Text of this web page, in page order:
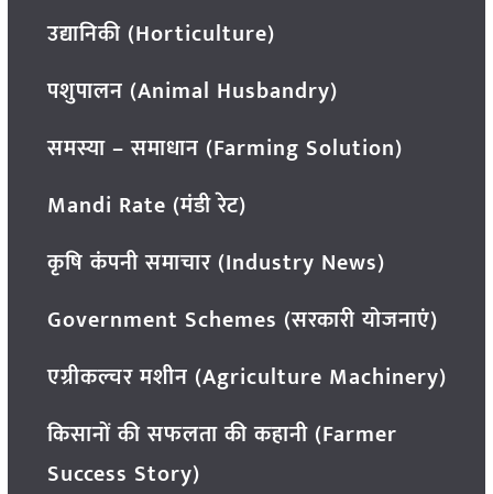
उद्यानिकी (Horticulture)
पशुपालन (Animal Husbandry)
समस्या – समाधान (Farming Solution)
Mandi Rate (मंडी रेट)
कृषि कंपनी समाचार (Industry News)
Government Schemes (सरकारी योजनाएं)
एग्रीकल्चर मशीन (Agriculture Machinery)
किसानों की सफलता की कहानी (Farmer
Success Story)